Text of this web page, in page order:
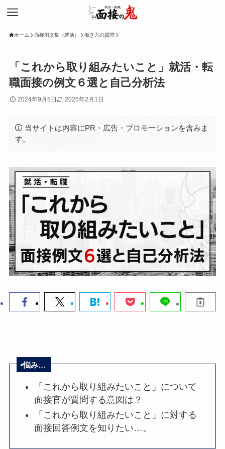
ホーム 面接例文集（就活） 働き方の質問
「これから取り組みたいこと」就活・転
職面接の例文６選と自己分析法
2024年9月5日 2025年2月1日
当サイトは内容にPR・広告・プロモーションを含みま
す。
悩み…
「これから取り組みたいこと」について
面接官が質問する意図は？
「これから取り組みたいこと」に対する
面接回答例文を知りたい…。